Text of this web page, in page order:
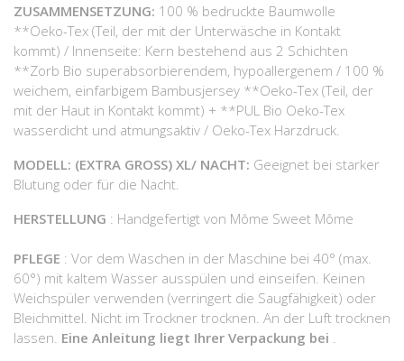
ZUSAMMENSETZUNG: 100 % bedruckte Baumwolle
**Oeko-Tex (Teil, der mit der Unterwäsche in Kontakt
kommt) / Innenseite: Kern bestehend aus 2 Schichten
**Zorb Bio superabsorbierendem, hypoallergenem / 100 %
weichem, einfarbigem Bambusjersey **Oeko-Tex (Teil, der
mit der Haut in Kontakt kommt) + **PUL Bio Oeko-Tex
wasserdicht und atmungsaktiv / Oeko-Tex Harzdruck.
MODELL: (EXTRA GROSS) XL/ NACHT: Geeignet bei starker
Blutung oder für die Nacht.
HERSTELLUNG : Handgefertigt von Môme Sweet Môme
PFLEGE : Vor dem Waschen in der Maschine bei 40° (max.
60°) mit kaltem Wasser ausspülen und einseifen. Keinen
Weichspüler verwenden (verringert die Saugfähigkeit) oder
Bleichmittel. Nicht im Trockner trocknen. An der Luft trocknen
lassen. Eine Anleitung liegt Ihrer Verpackung bei